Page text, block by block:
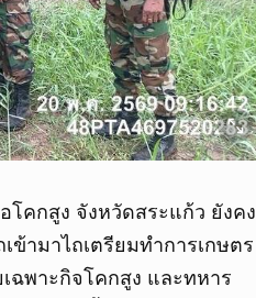
คกสูง จังหวัดสระแก้ว ยังคง
ข้ามาไถเตรียมทำการเกษตร
ฉพาะกิจโคกสูง และทหาร